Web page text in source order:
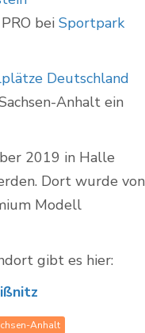
bei Sportpark
Deutschland
Anhalt ein
2019 in Halle
Dort wurde von
Modell
gibt es hier:
Anhalt